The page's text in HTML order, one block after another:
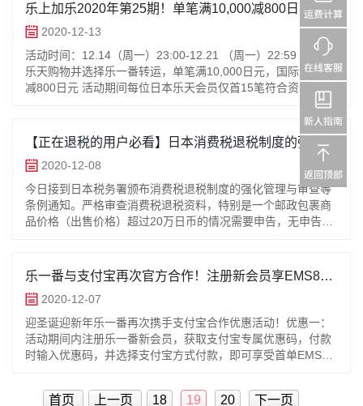
乐上加乐2020年第25期！单笔满10,000减800日元！每
账号最多15次！
2020-12-13
活动时间：12.14（周一）23:00-12.21 （周一）22:59 在日本
乐天购物并选择乐一番转运，单笔满10,000日元，国际运费立
减800日元 活动期间每位日本乐天会员仅首15笔符合资格的订
【正在退税的用户必看】日本消费税退税制度的强化管
理与审查
2020-12-08
今日接到日本税务署颁布消费税退税制度的强化管理与审查等
条例通知。严格审查消费税退税资料，特别是一个邮政包裹商
品价格（出售价格）超过20万日币的情况需要申告，无申告则
乐一番与支付宝再次官方合作！注册新会员享EMS88
折优惠！
2020-12-07
迎圣诞迎新年乐一番再次携手支付宝合作优惠活动！优惠一：
活动期间内注册乐一番新会员，获取支付宝专属优惠码，付款
时输入优惠码，并选择支付宝方式付款，即可享受首单EMS88
59（中国时
首页 上一页 18 19 20 下一页